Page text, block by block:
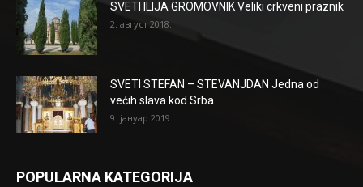
SVETI ILIJA GROMOVNIK Veliki crkveni praznik
2. август 2018.
SVETI STEFAN – STEVANJDAN Jedna od
većih slava kod Srba
9. јануар 2019.
POPULARNA KATEGORIJA